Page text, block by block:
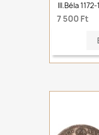
III.Béla
7 500 Ft